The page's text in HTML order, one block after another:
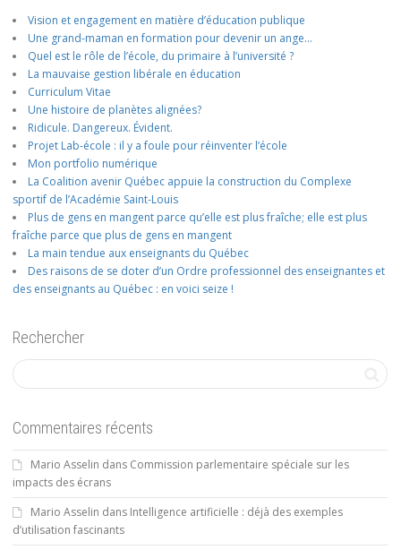
Vision et engagement en matière d’éducation publique
Une grand-maman en formation pour devenir un ange…
Quel est le rôle de l’école, du primaire à l’université ?
La mauvaise gestion libérale en éducation
Curriculum Vitae
Une histoire de planètes alignées?
Ridicule. Dangereux. Évident.
Projet Lab-école : il y a foule pour réinventer l’école
Mon portfolio numérique
La Coalition avenir Québec appuie la construction du Complexe
sportif de l’Académie Saint-Louis
Plus de gens en mangent parce qu’elle est plus fraîche; elle est plus
fraîche parce que plus de gens en mangent
La main tendue aux enseignants du Québec
Des raisons de se doter d’un Ordre professionnel des enseignantes et
des enseignants au Québec : en voici seize !
Rechercher
Commentaires récents
Mario Asselin dans Commission parlementaire spéciale sur les
impacts des écrans
Mario Asselin dans Intelligence artificielle : déjà des exemples
d’utilisation fascinants